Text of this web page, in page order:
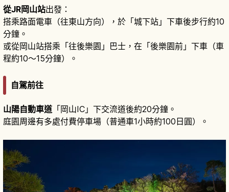
從JR岡山站出發：
搭乘路面電車（往東山方向），於「城下站」下車後步行約10
分鐘。
或從岡山站搭乘「往後樂園」巴士，在「後樂園前」下車（車
程約10～15分鐘）。
自駕前往
山陽自動車道 「岡山IC」下交流道後約20分鐘。
庭園周邊有多處付費停車場（普通車1小時約100日圓）。